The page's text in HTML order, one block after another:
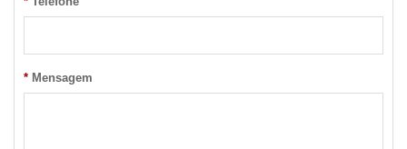
* Mensagem